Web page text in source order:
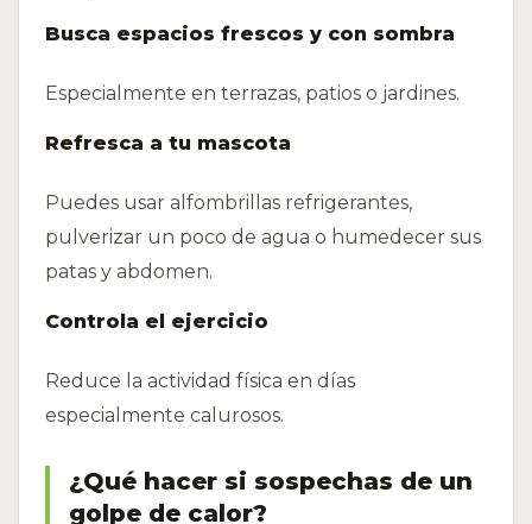
Busca espacios frescos y con sombra
Especialmente en terrazas, patios o jardines.
Refresca a tu mascota
Puedes usar alfombrillas refrigerantes,
pulverizar un poco de agua o humedecer sus
patas y abdomen.
Controla el ejercicio
Reduce la actividad física en días
especialmente calurosos.
¿Qué hacer si sospechas de un
golpe de calor?